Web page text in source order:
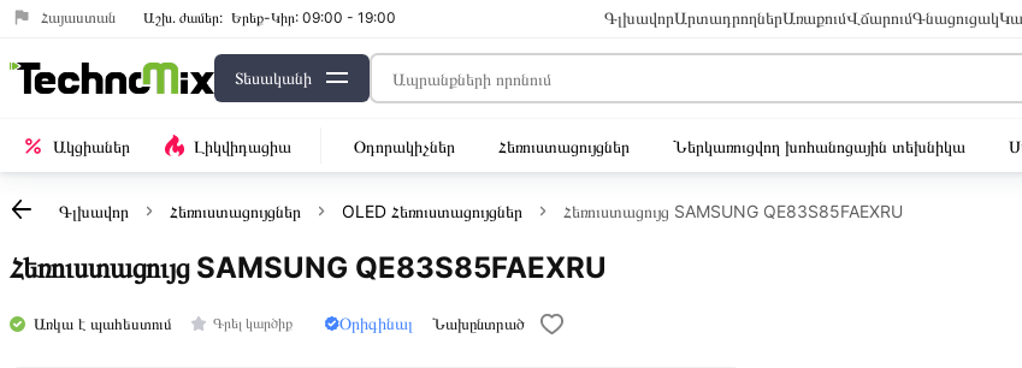
Հայաստան Աշխ․ ժամեր: Երեք-Կիր: 09:00 - 19:00 ԳլխավորԱրտադրողներԱռաքումՎճարումԳնացուցակ
Տեսականի
Ակցիաներ Լիկվիդացիա Օդորակիչներ Հեռուստացույցներ Ներկառուցվող խոհանոցային տեխնիկա
Գլխավոր Հեռուստացույցներ OLED Հեռուստացույցներ Հեռուստացույց SAMSUNG QE83S85FAEXRU
Հեռուստացույց SAMSUNG QE83S85FAEXRU
Առկա է պահեստում Գրել կարծիք Օրիգինալ Նախընտրած